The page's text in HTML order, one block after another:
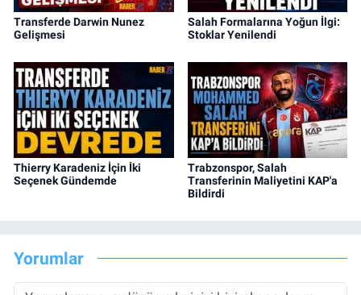
Transferde Darwin Nunez
Gelişmesi
Salah Formalarına Yoğun İlgi:
Stoklar Yenilendi
Thierry Karadeniz İçin İki
Seçenek Gündemde
Trabzonspor, Salah
Transferinin Maliyetini KAP'a
Bildirdi
Yorumlar